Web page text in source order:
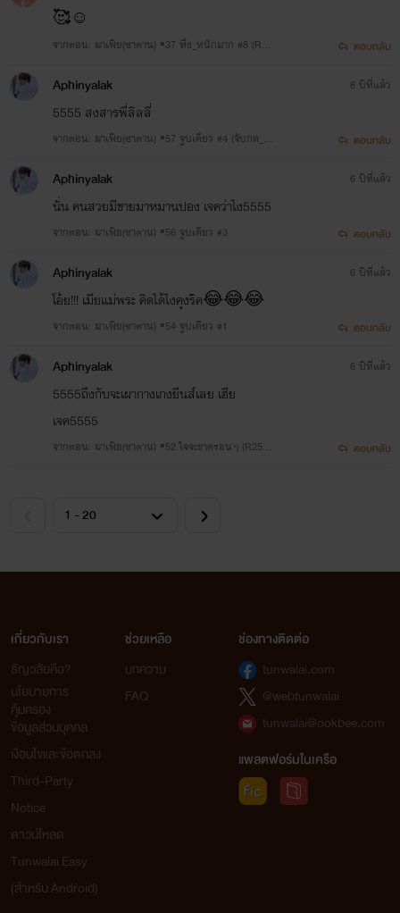
🥰☺️
จากตอน: มาเฟีย(ซาตาน) ▪37 หึง_หนักมาก #8 (R25
ตอบกลับ
Aphinyalak
5555 สงสารพี่ลิลลี่​
จากตอน: มาเฟีย(ซาตาน) ▪57 จูบเดียว #4 (จับกด_ต
6 ปีที่แล้ว
ตอบกลับ
Aphinyalak
นั่น คนสวยมีชายมาหมานปอง เจคว่าไง5555
จากตอน: มาเฟีย(ซาตาน) ▪56 จูบเดียว #3
6 ปีที่แล้ว
ตอบกลับ
Aphinyalak
โอ้ย!!! เมียแม่พระ คิดได้ไงคุงริค😂😂😂
จากตอน: มาเฟีย(ซาตาน) ▪54 จูบเดียว #1
6 ปีที่แล้ว
ตอบกลับ
Aphinyalak
5555ถึงกับจะเผากางเกงยีนส์​เลย เฮีย
เจค5555
จากตอน: มาเฟีย(ซาตาน) ▪52 ใจจะขาดรอนๆ (R25+
6 ปีที่แล้ว
ตอบกลับ
เกี่ยวกับเรา
ธัญวลัยคือ?
นโยบายการ
คุ้มครอง
ข้อมูลส่วนบุคคล
เงื่อนไขและข้อตกลง
Third-Party
Notice
ดาวน์โหลด
Tunwalai Easy
(สำหรับ Android)
ช่วยเหลือ
บทความ
FAQ
ช่องทางติดต่อ
tunwalai.com
@webtunwalai
tunwalai@ookbee.com
แพลตฟอร์มในเครือ